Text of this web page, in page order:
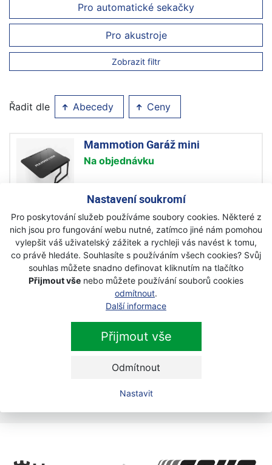
Nastavení soukromí
Pro poskytování služeb používáme soubory cookies. Některé z
nich jsou pro fungování webu nutné, zatímco jiné nám pomohou
vylepšit váš uživatelský zážitek a rychleji vás navést k tomu,
co právě hledáte. Souhlasíte s používáním všech cookies? Svůj
souhlas můžete snadno definovat kliknutím na tlačítko
Přijmout vše nebo můžete používání souborů cookies
odmítnout.
Další informace
Přijmout vše
Odmítnout
Nastavit
Pro automatické sekačky
Pro akustroje
Zobrazit filtr
Řadit dle Abecedy Ceny
Mammotion Garáž mini
Na objednávku
Newsletter
Přihlaste se k odběru novinek
Zaškrtnutím souhlasím se zpracováním osobních